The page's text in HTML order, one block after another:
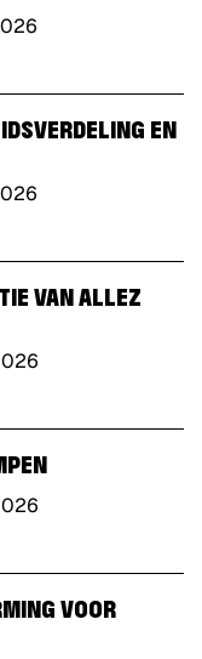
EN
VAN ALLEZ
VOOR